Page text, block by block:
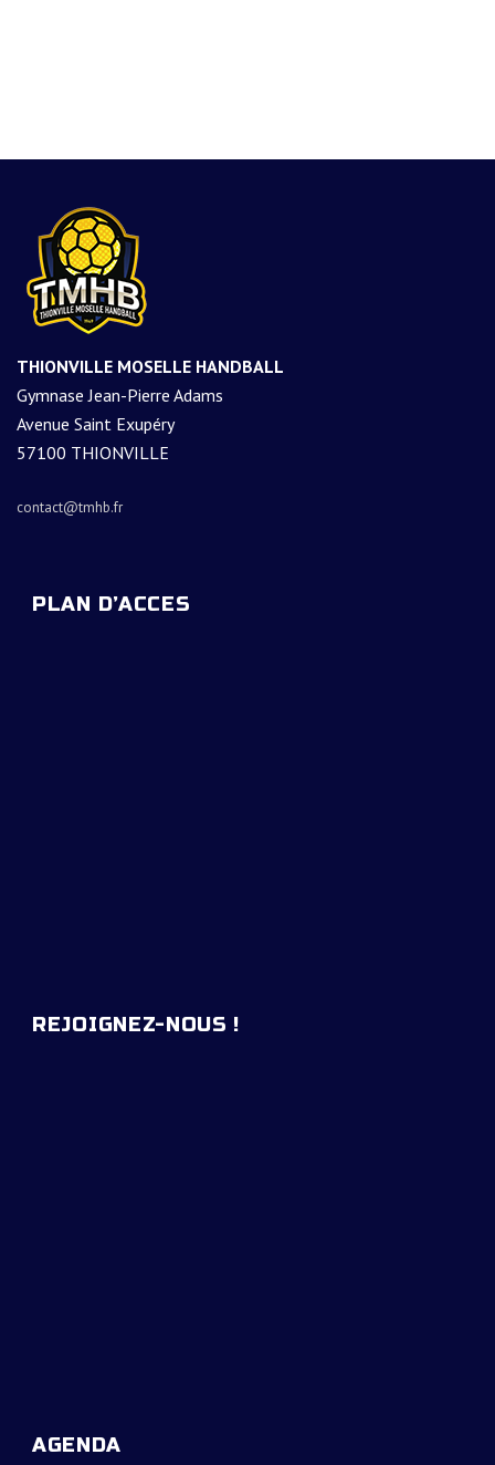
THIONVILLE MOSELLE HANDBALL
Gymnase Jean-Pierre Adams
Avenue Saint Exupéry
57100 THIONVILLE
contact@tmhb.fr
PLAN D’ACCES
REJOIGNEZ-NOUS !
AGENDA